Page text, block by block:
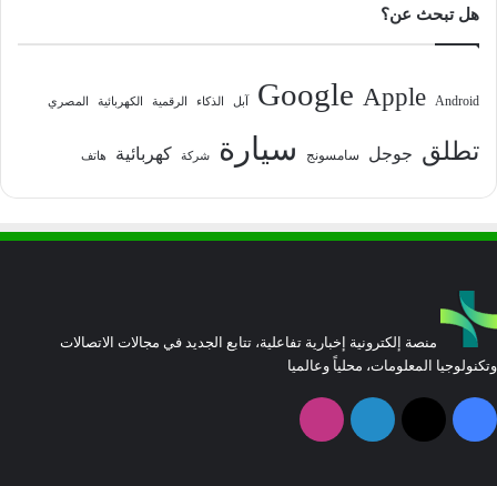
هل تبحث عن؟
Android
Apple
Google آبل الذكاء الرقمية الكهربائية المصري
تطلق جوجل سامسونج سيارة شركة كهربائية هاتف
منصة إلكترونية إخبارية تفاعلية، تتابع الجديد في مجالات الاتصالات
وتكنولوجيا المعلومات، محلياً وعالميا
فيسبوك
‫X لينكدإن انستقرام